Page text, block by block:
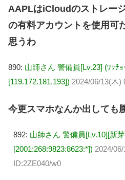
AAPLはiCloudのストレー
の有料アカウントを使用可
思うわ
890: 山師さん 警備員[Lv.23] (ﾜｯﾁ
[119.172.181.193]) 2024/06/13(木)
今更スマホなんか出しても
892: 山師さん 警備員[Lv.10][新
[2001:268:9823:8623:*]) 2024/
ID:2ZE040/w0